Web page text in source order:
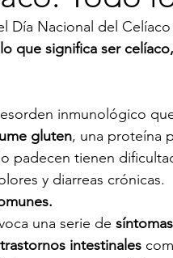
Salud del aparato urinario
Día Nacional del
lo que significa ser
inmunológico
gluten, una proteína
padecen tienen
y diarreas crónicas.
una serie de
intestinales